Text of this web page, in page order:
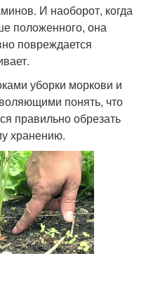
И наоборот, когда
положенного, она
повреждается
уборки моркови и
понять, что
правильно обрезать
хранению.